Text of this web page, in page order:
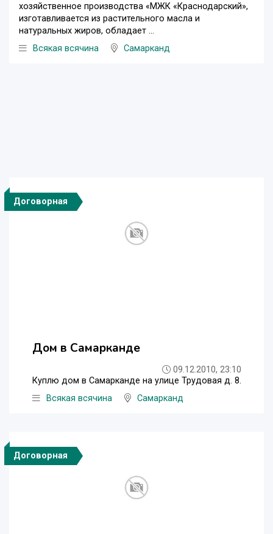
хозяйственное производства «МЖК «Краснодарский»,
изготавливается из растительного масла и
натуральных жиров, обладает ...
Всякая всячина
Самарканд
Договорная
Дом в Самарканде
09.12.2010, 23:10
Куплю дом в Самарканде на улице Трудовая д. 8.
Всякая всячина
Самарканд
Договорная